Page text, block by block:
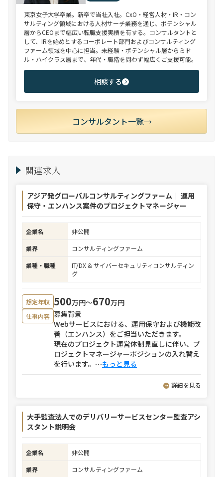
東京女子大学卒業。新卒で当社入社。CxO・経営人材・IR・コン
サルティング領域における人材サーチ業務を通じ、ポテンシャル
層からCEOまで幅広い転職支援実績を有する。コンサルタントと
して、IRを始めとするコーポレート部門およびコンサルティング
ファーム領域を中心に担当。未経験・ポテンシャル層からミド
ル・ハイクラス層まで、年代・職階を問わず幅広くご支援可能。
相談する
コンサルタント一覧
関連求人
アジア発グローバルコンサルティングファーム｜ 運用
保守・エンハンス案件のプロジェクトマネージャー
企業名
非公開
業界
コンサルティングファーム
業種・職種
IT/DX & サイバーセキュリティコンサルティン
グ
想定年収 500万円〜670万円
仕事内容 募集背景
Webサービスにおける、運用保守および機能改
善（エンハンス）をご担当いただきます。
現在のプロジェクト運営体制見直しに伴い、プ
ロジェクトマネージャーポジションの入れ替え
を行います。 ⋯もっと見る
詳細を見る
大手監査法人でのデリバリーサービスセンター監査アシ
スタント説明会
企業名
非公開
業界
コンサルティングファーム